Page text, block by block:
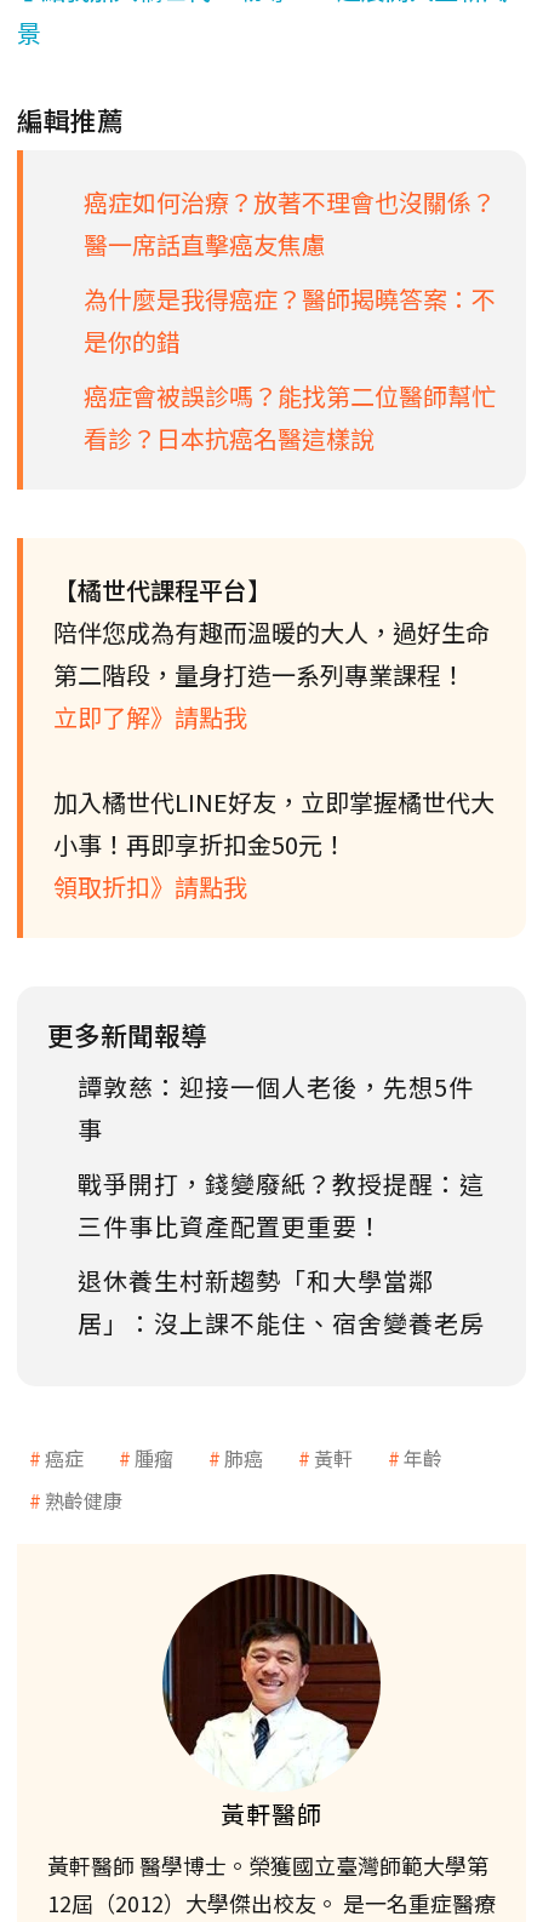
景
編輯推薦
癌症如何治療？放著不理會也沒關係？
醫一席話直擊癌友焦慮
為什麼是我得癌症？醫師揭曉答案：不
是你的錯
癌症會被誤診嗎？能找第二位醫師幫忙
看診？日本抗癌名醫這樣說
【橘世代課程平台】
陪伴您成為有趣而溫暖的大人，過好生命
第二階段，量身打造一系列專業課程！
立即了解》請點我
加入橘世代LINE好友，立即掌握橘世代大
小事！再即享折扣金50元！
領取折扣》請點我
更多新聞報導
譚敦慈：迎接一個人老後，先想5件
事
戰爭開打，錢變廢紙？教授提醒：這
三件事比資產配置更重要！
退休養生村新趨勢「和大學當鄰
居」：沒上課不能住、宿舍變養老房
癌症 腫瘤 肺癌 黃軒
年齡
熟齡健康
黃軒醫師
黃軒醫師 醫學博士。榮獲國立臺灣師範大學第
12屆（2012）大學傑出校友。 是一名重症醫療